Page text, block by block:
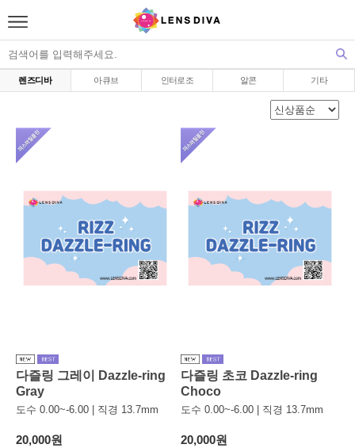
렌즈디바 아큐브 인터로조 알콘 기타
다즐링 그레이 Dazzle-ring
Gray
도수 0.00~-6.00 | 직경 13.7mm
20,000원
다즐링 초코 Dazzle-ring
Choco
도수 0.00~-6.00 | 직경 13.7mm
20,000원